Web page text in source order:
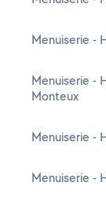
Menuiserie -
Menuiserie -
Monteux
Menuiserie -
Menuiserie -